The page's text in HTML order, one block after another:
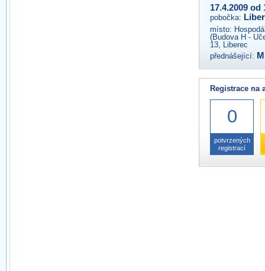
17.4.2009 od
pobočka:
místo:
(Budova H -
13, Liberec
přednášející:
Registrace na
0
potvrzených
registrací